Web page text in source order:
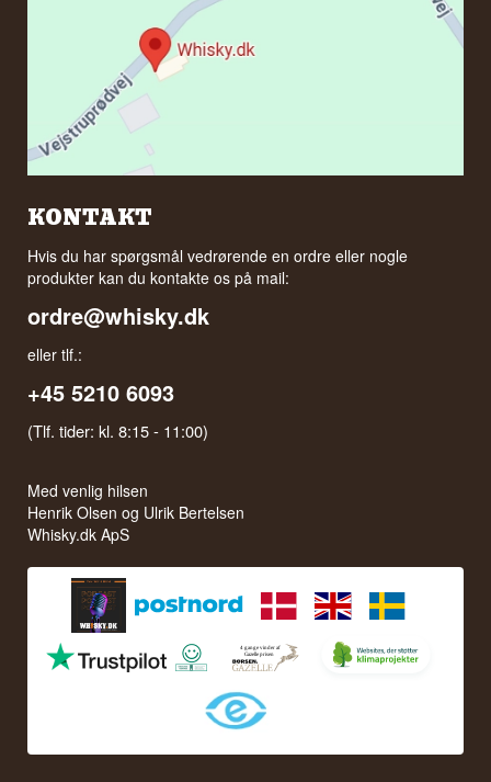
KONTAKT
Hvis du har spørgsmål vedrørende en ordre eller nogle
produkter kan du kontakte os på mail:
ordre@whisky.dk
eller tlf.:
+45 5210 6093
(Tlf. tider: kl. 8:15 - 11:00)
Med venlig hilsen
Henrik Olsen og Ulrik Bertelsen
Whisky.dk ApS